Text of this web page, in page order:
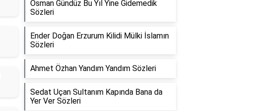
Osman Gündüz Bu Yıl Yine Gidemedik
Sözleri
Ender Doğan Erzurum Kilidi Mülki İslamın
Sözleri
Ahmet Özhan Yandım Yandım Sözleri
Sedat Uçan Sultanım Kapında Bana da
Yer Ver Sözleri